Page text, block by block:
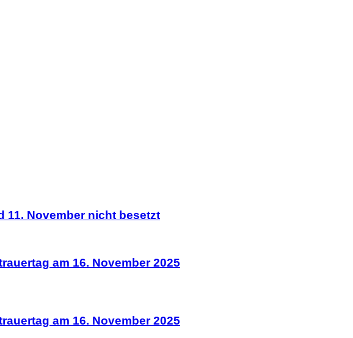
11. November nicht besetzt
am 16. November 2025
am 16. November 2025